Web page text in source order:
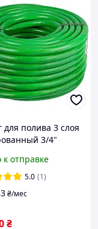
полива 3 слоя
3/4"
ПВХ, зеленый
к отправке
5.0 (1)
₴/мес
₴